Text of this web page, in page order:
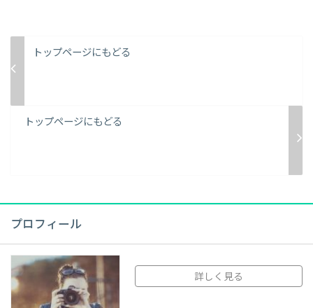
トップページにもどる
トップページにもどる
プロフィール
詳しく見る